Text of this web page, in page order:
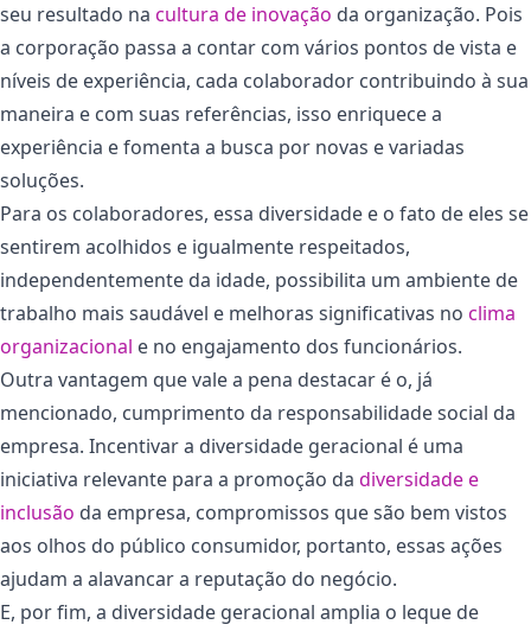
seu resultado na cultura de inovação da organização. Pois
a corporação passa a contar com vários pontos de vista e
níveis de experiência, cada colaborador contribuindo à sua
maneira e com suas referências, isso enriquece a
experiência e fomenta a busca por novas e variadas
soluções.
Para os colaboradores, essa diversidade e o fato de eles se
sentirem acolhidos e igualmente respeitados,
independentemente da idade, possibilita um ambiente de
trabalho mais saudável e melhoras significativas no clima
organizacional e no engajamento dos funcionários.
Outra vantagem que vale a pena destacar é o, já
mencionado, cumprimento da responsabilidade social da
empresa. Incentivar a diversidade geracional é uma
iniciativa relevante para a promoção da diversidade e
inclusão da empresa, compromissos que são bem vistos
aos olhos do público consumidor, portanto, essas ações
ajudam a alavancar a reputação do negócio.
E, por fim, a diversidade geracional amplia o leque de